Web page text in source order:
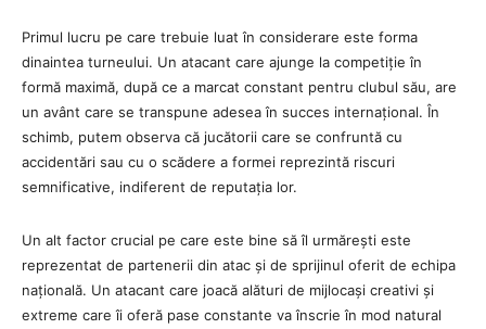
Primul lucru pe care trebuie luat în considerare este forma
dinaintea turneului. Un atacant care ajunge la competiție în
formă maximă, după ce a marcat constant pentru clubul său, are
un avânt care se transpune adesea în succes internațional. În
schimb, putem observa că jucătorii care se confruntă cu
accidentări sau cu o scădere a formei reprezintă riscuri
semnificative, indiferent de reputația lor.
Un alt factor crucial pe care este bine să îl urmărești este
reprezentat de partenerii din atac și de sprijinul oferit de echipa
națională. Un atacant care joacă alături de mijlocași creativi și
extreme care îi oferă pase constante va înscrie în mod natural